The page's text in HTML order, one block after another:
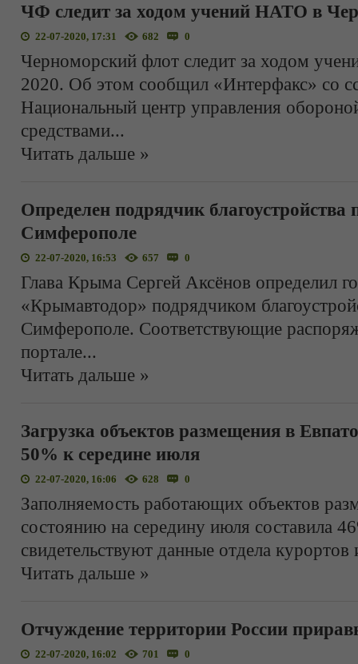
ЧФ следит за ходом учений НАТО в
22-07-2020, 17:31 682 0
Черноморский флот следит за ходом
2020. Об этом сообщил «Интерфакс» со
Национальный центр управления
средствами...
Читать дальше »
Определен подрядчик благоустройства
Симферополе
22-07-2020, 16:53 657 0
Глава Крыма Сергей Аксёнов определил
«Крымавтодор» подрядчиком
Симферополе. Соответствующие
портале...
Читать дальше »
Загрузка объектов размещения в
50% к середине июля
22-07-2020, 16:06 628 0
Заполняемость работающих объектов
состоянию на середину июля составила
свидетельствуют данные отдела
Читать дальше »
Отчуждение территории России
22-07-2020, 16:02 701 0